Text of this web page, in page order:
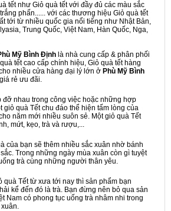
tết như Giỏ quà tết với đầy đủ các màu sắc
phấn...... với các thương hiệu Giỏ quà tết
tới từ nhiều quốc gia nổi tiếng như Nhật Bản,
Trung Quốc, Việt Nam, Hàn Quốc, Nga,
Mỹ Bình Định là nhà cung cấp & phân phối
tết cao cấp chính hiệu, Giỏ quà tết hàng
nhiều cửa hàng đại lý lớn ở Phù Mỹ Bình
rẻ ưu đãi.
đỡ nhau trong công việc hoặc những hợp
giỏ quà Tết chu đáo thể hiện tấm lòng của
năm mới nhiều suôn sẻ. Một giỏ quà Tết
mứt, kẹo, trà và rượu,...
của bạn sẽ thêm nhiều sắc xuân nhờ bánh
Trong những ngày mùa xuân còn gì tuyệt
trà cùng những người thân yêu.
quà Tết từ xưa tới nay thì sản phẩm bạn
kể đến đó là trà. Bạn đừng nên bỏ qua sản
Nam có phong tục uống trà nhâm nhi trong